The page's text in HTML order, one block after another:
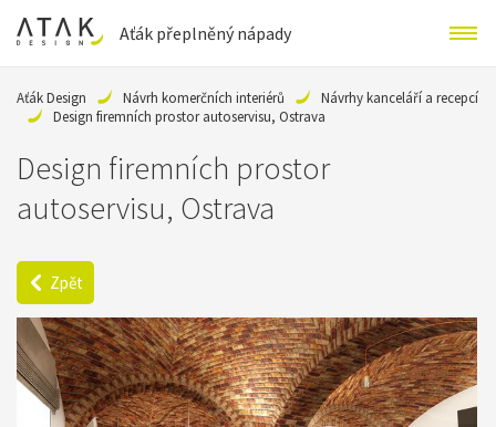
Aťák přeplněný nápady
Aťák Design Návrh komerčních interiérů
Návrhy kanceláří a recepcí
Design firemních prostor autoservisu, Ostrava
Design firemních prostor
autoservisu, Ostrava
Zpět